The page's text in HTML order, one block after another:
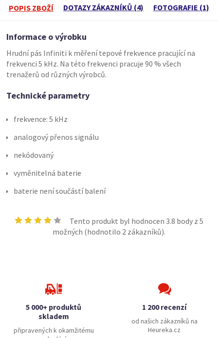
POPIS ZBOŽÍ DOTAZY ZÁKAZNÍKŮ (4) FOTOGRAFIE (1)
Informace o výrobku
Hrudní pás Infiniti k měření tepové frekvence pracující na
frekvenci 5 kHz. Na této frekvenci pracuje 90 % všech
trenažerů od různých výrobců.
Technické parametry
frekvence: 5 kHz
analogový přenos signálu
nekódovaný
vyměnitelná baterie
baterie není součástí balení
Tento produkt byl hodnocen 3.8 body z 5
možných (hodnotilo 2zákazníků).
5 000+ produktů
skladem
připravených k okamžitému
1 200 recenzí
od našich zákazníků na
Heureka.cz